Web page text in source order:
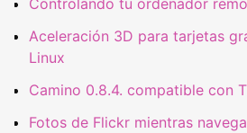
Controlando tu ordenador
Aceleración 3D para tarjetas
Linux
Camino 0.8.4. compatible con
Fotos de Flickr mientras